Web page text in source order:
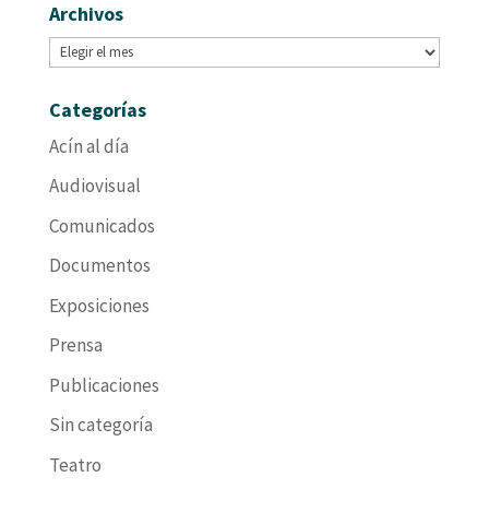
Archivos
Archivos
Categorías
Acín al día
Audiovisual
Comunicados
Documentos
Exposiciones
Prensa
Publicaciones
Sin categoría
Teatro